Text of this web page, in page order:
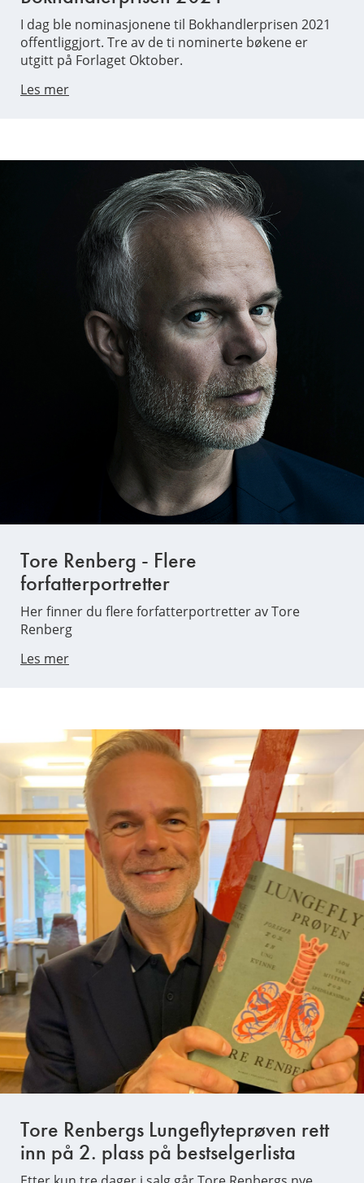
I dag ble nominasjonene til Bokhandlerprisen 2021
offentliggjort. Tre av de ti nominerte bøkene er
utgitt på Forlaget Oktober.
Les mer
Tore Renberg - Flere
forfatterportretter
Her finner du flere forfatterportretter av Tore
Renberg
Les mer
Tore Renbergs Lungeflyteprøven rett
inn på 2. plass på bestselgerlista